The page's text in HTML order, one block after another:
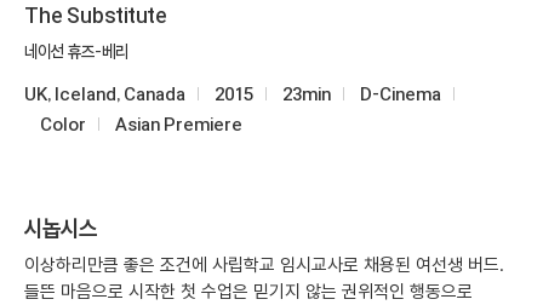
The Substitute
네이선 휴즈-베리
UK, Iceland, Canada 2015 23min
D-Cinema
Color
Asian Premiere
시놉시스
이상하리만큼 좋은 조건에 사립학교 임시교사로 채용된 여선생 버드.
들뜬 마음으로 시작한 첫 수업은 믿기지 않는 권위적인 행동으로